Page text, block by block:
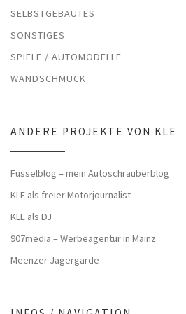
SELBSTGEBAUTES
SONSTIGES
SPIELE / AUTOMODELLE
WANDSCHMUCK
ANDERE PROJEKTE VON KLE
Fusselblog – mein Autoschrauberblog
KLE als freier Motorjournalist
KLE als DJ
907media – Werbeagentur in Mainz
Meenzer Jägergarde